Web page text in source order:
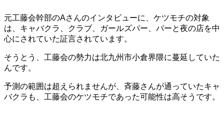
元工藤会幹部のAさんのインタビューに、ケツモチの対象
は、キャバクラ、クラブ、ガールズバー、バーと夜の店を中
心にされていた証言されています。
そうとう、工藤会の勢力は北九州市小倉界隈に蔓延していた
んです。
予測の範囲は超えられませんが、斉藤さんが通っていたキャ
バクラも、工藤会のケツモチであった可能性は高そうです。